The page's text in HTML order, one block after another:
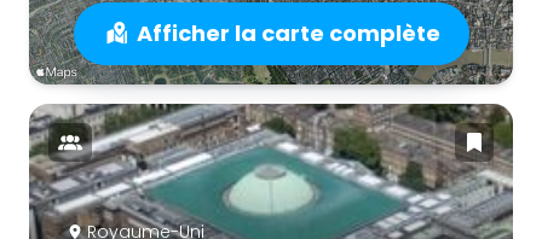
Afficher la carte complète
Royaume-Uni